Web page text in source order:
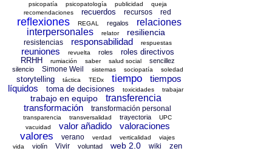
psicopatía psicopatología publicidad
queja
recomendaciones
recuerdos recursos red
reflexiones REGAL regalos
relaciones
interpersonales
relator resiliencia
resistencias responsabilidad respuestas
reuniones revuelta roles
roles directivos
RRHH
rumiación saber salud social
sencillez
silencio
Simone Weil sistemas sociopatía soledad
storytelling táctica TEDx tiempo
tiempos
líquidos
toma de decisiones toxicidades trabajar
trabajo en equipo
transferencia
transformación
transformación personal
transparencia transversalidad trayectoria
UPC
vacuidad
valor añadido valoraciones
valores verano verdad verticalidad
viajes
vida
violín Vivir voluntad web 2.0 wiki zen